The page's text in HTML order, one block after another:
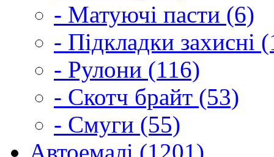
- Матуючі пасти (6)
- Підкладки захисні
- Рулони (116)
- Скотч брайт (53)
- Смуги (55)
Автоемалі (1201)